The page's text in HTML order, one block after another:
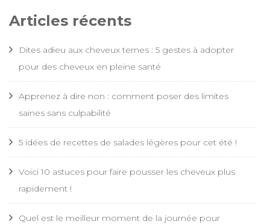
Articles récents
Dites adieu aux cheveux ternes : 5 gestes à adopter
pour des cheveux en pleine santé
Apprenez à dire non : comment poser des limites
saines sans culpabilité
5 idées de recettes de salades légères pour cet été !
Voici 10 astuces pour faire pousser les cheveux plus
rapidement !
Quel est le meilleur moment de la journée pour